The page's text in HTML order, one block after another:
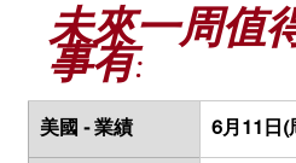
未來一周值
事有:
美國 - 業績 6月11日(